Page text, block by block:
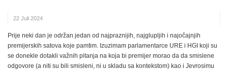
22 Juli 2024
Prije neki dan je održan jedan od najpraznijih, najglupljih i najočajnjih
premijerskih satova koje pamtim. Izuzimam parlamentarce URE i HGI koji su
se donekle dotakli važnih pitanja na koja bi premijer morao da da smislene
odgovore (a niti su bili smisleni, ni u skladu sa kontekstom) kao i Jevrosimu